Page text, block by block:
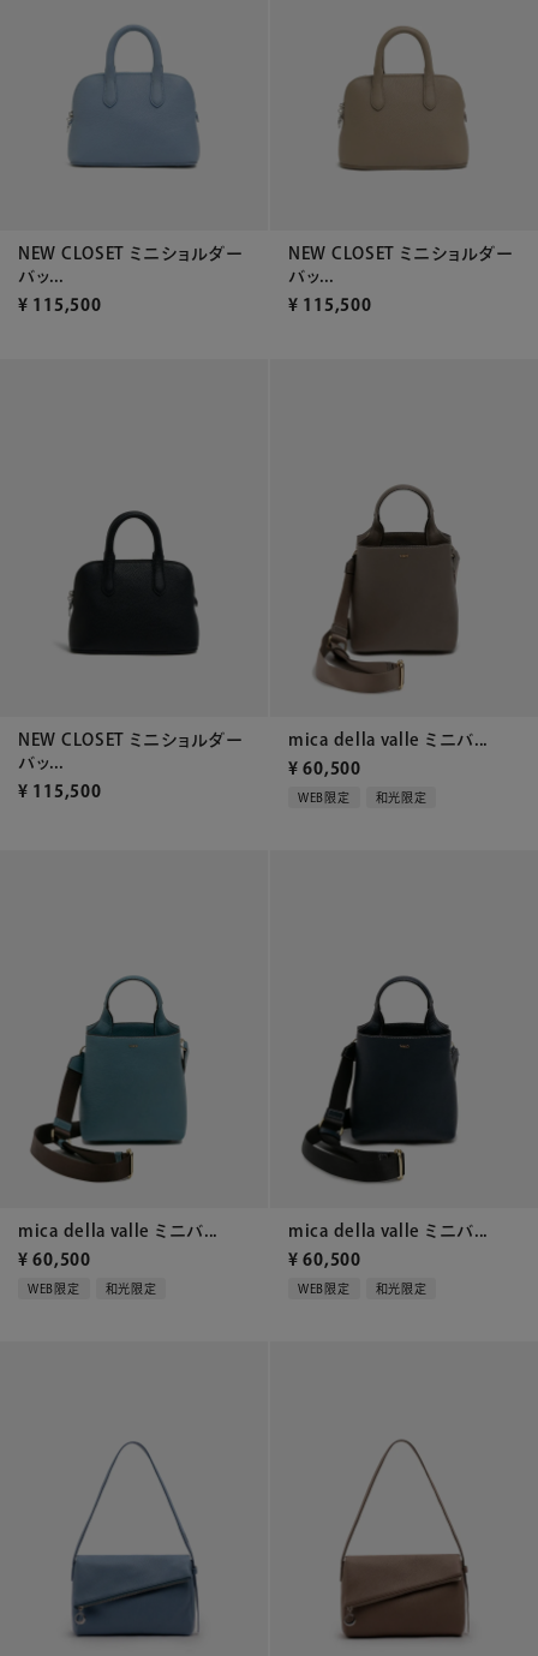
NEW CLOSET ミニショルダー
バッ...
¥ 115,500
NEW CLOSET ミニショルダー
バッ...
¥ 115,500
NEW CLOSET ミニショルダー
バッ...
¥ 115,500
mica della valle ミニバ...
¥ 60,500
WEB限定 和光限定
mica della valle ミニバ...
¥ 60,500
WEB限定 和光限定
mica della valle ミニバ...
¥ 60,500
WEB限定 和光限定